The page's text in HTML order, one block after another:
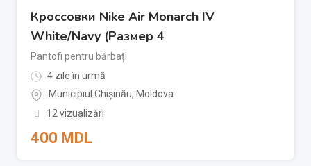
Кроссовки Nike Air Monarch IV
White/Navy (Размер 4
Pantofi pentru bărbați
4 zile în urmă
Municipiul Chișinău, Moldova
12 vizualizări
400 MDL